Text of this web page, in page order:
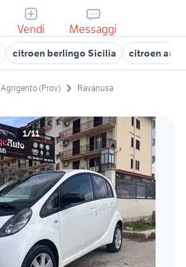
Vendi Messaggi
citroen berlingo Sicilia citroen
Agrigento (Prov) Ravanusa
1/11